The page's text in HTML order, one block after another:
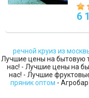
6
речной круиз из
Лучшие цены на бытовую
нас! - Лучшие цены на
нас! - Лучшие
пряник оптом -